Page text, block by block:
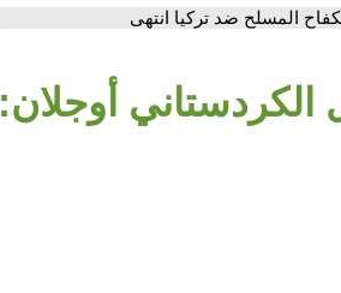
المسلح ضد تركيا انتهى
أوجلان: